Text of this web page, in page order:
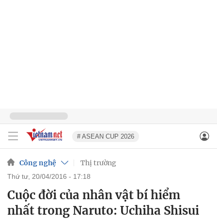
# ASEAN CUP 2026
Công nghệ Thị trường
thứ tư, 20/04/2016 - 17:18
Cuộc đời của nhân vật bí hiểm
nhất trong Naruto: Uchiha Shisui